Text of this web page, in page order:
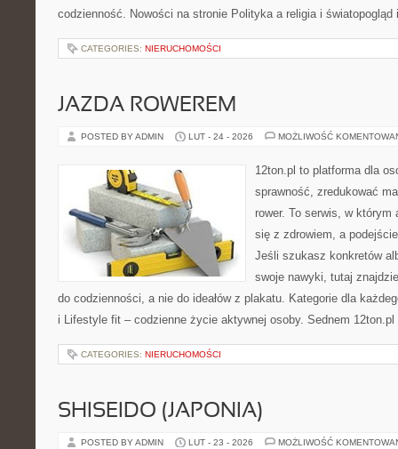
codzienność. Nowości na stronie Polityka a religia i
CATEGORIES: NIERUCHOMOŚCI
JAZDA ROWEREM
POSTED BY ADMIN LUT - 24 - 2026 MOŻLIWOŚĆ
12ton.pl to platforma dla
sprawność, zredukować
rower. To serwis, w
się z zdrowiem, a
Jeśli szukasz konkretów
swoje nawyki, tutaj
do codzienności, a nie do ideałów z plakatu. Kategorie dla
i Lifestyle fit – codzienne życie aktywnej osoby. Sednem
CATEGORIES: NIERUCHOMOŚCI
SHISEIDO (JAPONIA)
POSTED BY ADMIN LUT - 23 - 2026 MOŻLIWOŚĆ